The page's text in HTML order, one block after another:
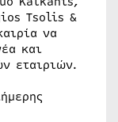
Tsolis &
να
και
εταιριών.